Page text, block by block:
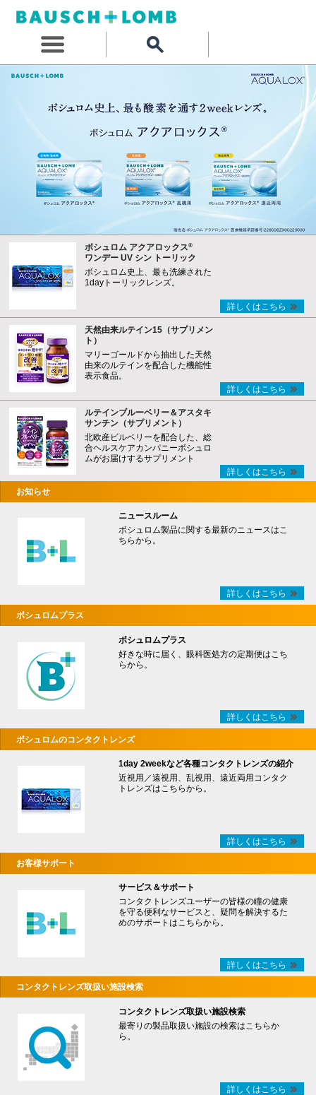
ボシュロム アクアロックス®
ワンデー UV シン トーリック
ボシュロム史上、最も洗練された
1dayトーリックレンズ。
詳しくはこちら
天然由来ルテイン15（サプリメン
ト）
マリーゴールドから抽出した天然
由来のルテインを配合した機能性
表示食品。
詳しくはこちら
ルテインブルーベリー＆アスタキ
サンチン（サプリメント）
北欧産ビルベリーを配合した、総
合ヘルスケアカンパニーボシュロ
ムがお届けするサプリメント
詳しくはこちら
お知らせ
ニュースルーム
ボシュロム製品に関する最新のニュースはこ
ちらから。
詳しくはこちら
ボシュロムプラス
ボシュロムプラス
好きな時に届く、眼科医処方の定期便はこち
らから。
詳しくはこちら
ボシュロムのコンタクトレンズ
1day 2weekなど各種コンタクトレンズの紹介
近視用／遠視用、乱視用、遠近両用コンタク
トレンズはこちらから。
詳しくはこちら
お客様サポート
サービス＆サポート
コンタクトレンズユーザーの皆様の瞳の健康
を守る便利なサービスと、疑問を解決するた
めのサポートはこちらから。
詳しくはこちら
コンタクトレンズ取扱い施設検索
コンタクトレンズ取扱い施設検索
最寄りの製品取扱い施設の検索はこちらか
ら。
詳しくはこちら